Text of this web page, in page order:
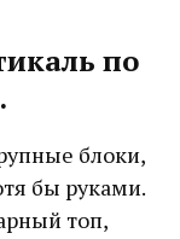
по
блоки,
бы руками.
топ,